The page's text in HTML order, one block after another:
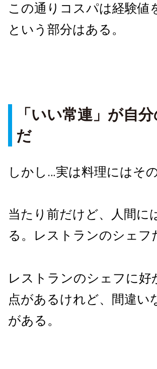
この通りコスパは経験値
という部分はある。
「いい常連」が自
だ
しかし…実は料理にはそ
当たり前だけど、人間に
る。レストランのシェフ
レストランのシェフに
点があるけれど、間違い
がある。